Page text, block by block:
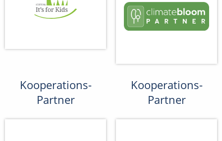
Kooperations-
Partner
Kooperations-
Partner